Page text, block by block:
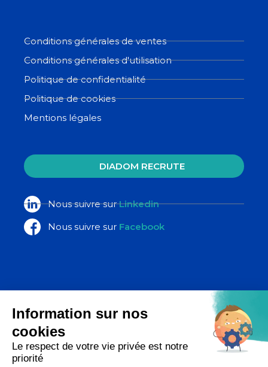
Conditions générales de ventes
Conditions générales d'utilisation
Politique de confidentialité
Politique de cookies
Mentions légales
DIADOM RECRUTE
Nous suivre surLinkedin
Nous suivre sur Facebook
La Poste Santé & Autonomie,
un ensemble d’expertises du groupe